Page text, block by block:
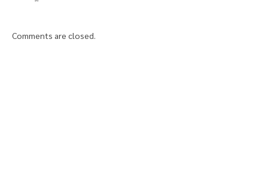
Comments are closed.